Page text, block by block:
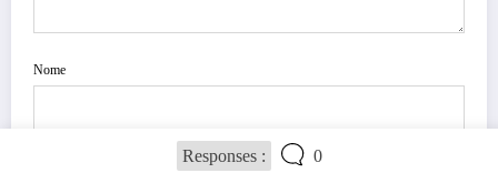
Responses : 0
Nome